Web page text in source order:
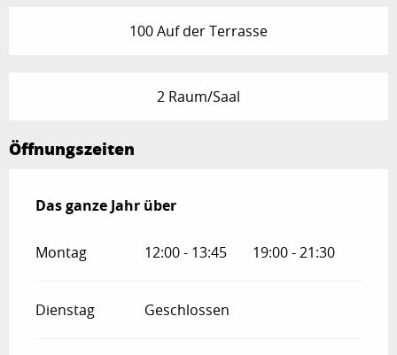
100 Auf der Terrasse
2 Raum/Saal
Öffnungszeiten
Das ganze Jahr über
Das ganze Jahr über
Montag 12:00 - 13:45 19:00 - 21:30
Dienstag Geschlossen